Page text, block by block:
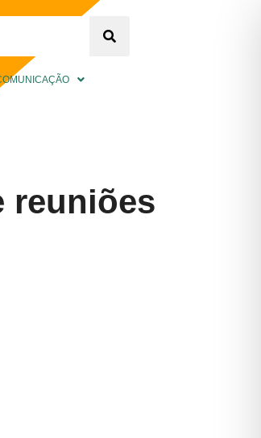
reuniões